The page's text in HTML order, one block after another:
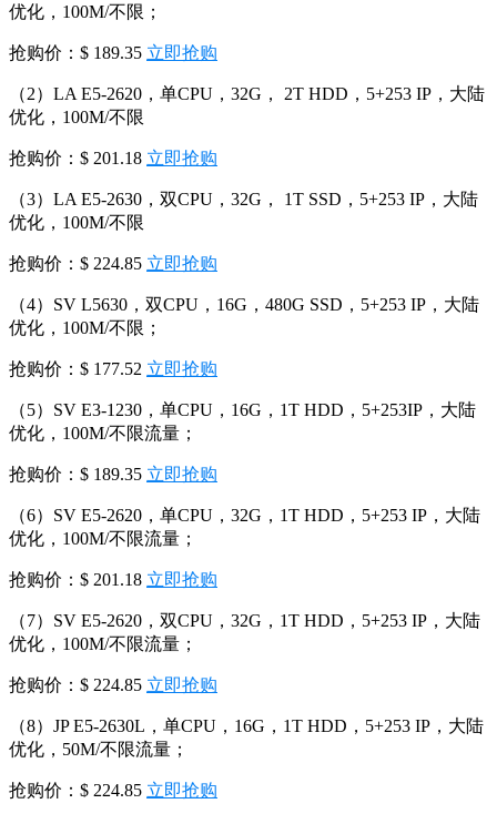
优化，100M/不限；
抢购价：$ 189.35 立即抢购
（2）LA E5-2620，单CPU，32G， 2T HDD，5+253 IP，大陆
优化，100M/不限
抢购价：$ 201.18 立即抢购
（3）LA E5-2630，双CPU，32G， 1T SSD，5+253 IP，大陆
优化，100M/不限
抢购价：$ 224.85 立即抢购
（4）SV L5630，双CPU，16G，480G SSD，5+253 IP，大陆
优化，100M/不限；
抢购价：$ 177.52 立即抢购
（5）SV E3-1230，单CPU，16G，1T HDD，5+253IP，大陆
优化，100M/不限流量；
抢购价：$ 189.35 立即抢购
（6）SV E5-2620，单CPU，32G，1T HDD，5+253 IP，大陆
优化，100M/不限流量；
抢购价：$ 201.18 立即抢购
（7）SV E5-2620，双CPU，32G，1T HDD，5+253 IP，大陆
优化，100M/不限流量；
抢购价：$ 224.85 立即抢购
（8）JP E5-2630L，单CPU，16G，1T HDD，5+253 IP，大陆
优化，50M/不限流量；
抢购价：$ 224.85 立即抢购